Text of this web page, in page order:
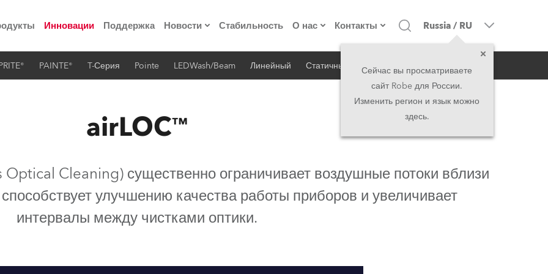
Road
Инновации Поддержка Новости
Пресс-релизы
Стабильность О нас
о компании
Сделано в Европе
вакансии
Контакты
Головной офис
Головной офис
Middle East
Russia / RU
Сейчас вы просматриваете
сайт Robe для России.
Изменить регион и язык можно
здесь.
PAINTE® T-Серия Pointe LEDWash/Beam Линейный Статичный iSeries
airLOC™
Cleaning) существенно ограничивает воздушные потоки вблизи
улучшению качества работы приборов и увеличивает
интервалы между чистками оптики.